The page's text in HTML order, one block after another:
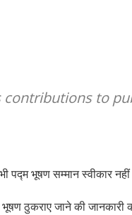
contributions to
पद्म भूषण सम्मान स्वीकार
ठुकराए जाने की जानकारी